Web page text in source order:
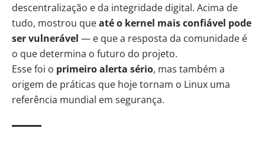
descentralização e da integridade digital. Acima de
tudo, mostrou queaté o kernel mais confiável pode
ser vulnerável — e que a resposta da comunidade é
o que determina o futuro do projeto.
Esse foi o primeiro alerta sério, mas também a
origem de práticas que hoje tornam o Linux uma
referência mundial em segurança.